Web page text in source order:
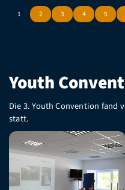
1 2 3 4 5
Youth
Die 3. Youth Convention fand
statt.